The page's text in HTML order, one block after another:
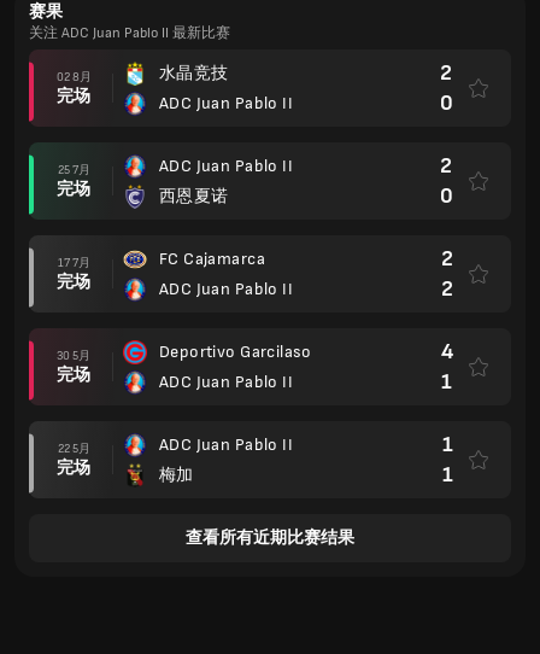
赛果
关注 ADC Juan Pablo II 最新比赛
02 8月
完场
水晶竞技
ADC Juan Pablo II
2
0
25 7月
完场
ADC Juan Pablo II
西恩夏诺
2
0
17 7月
完场
FC Cajamarca
ADC Juan Pablo II
2
2
30 5月
完场
Deportivo Garcilaso
ADC Juan Pablo II
4
1
22 5月
完场
ADC Juan Pablo II
梅加
1
1
查看所有近期比赛结果